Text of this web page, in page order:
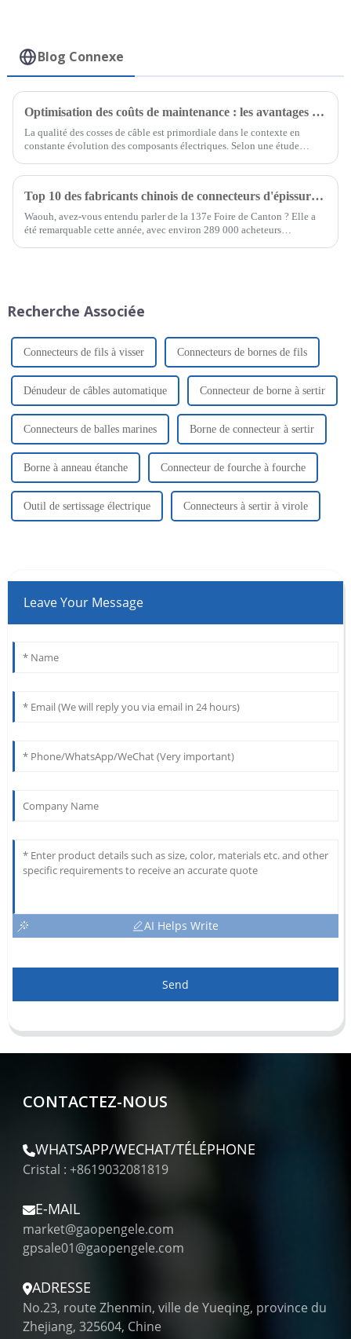
Blog Connexe
Optimisation des coûts de maintenance : les avantages après-vente des cosses de câble de qualité pour les acheteurs internationaux
La qualité des cosses de câble est primordiale dans le contexte en
constante évolution des composants électriques. Selon une étude
Top 10 des fabricants chinois de connecteurs d'épissure thermorétractables à la 137e Foire de Canton
Waouh, avez-vous entendu parler de la 137e Foire de Canton ? Elle a
été remarquable cette année, avec environ 289 000 acheteurs
Recherche Associée
Connecteurs de fils à visser Connecteurs de bornes de fils
Dénudeur de câbles automatique Connecteur de borne à sertir
Connecteurs de balles marines Borne de connecteur à sertir
Borne à anneau étanche Connecteur de fourche à fourche
Outil de sertissage électrique Connecteurs à sertir à virole
Leave Your Message
AI Helps Write
Send
CONTACTEZ-NOUS
WHATSAPP/WECHAT/TÉLÉPHONE
Cristal : +8619032081819
E-MAIL
market@gaopengele.com
gpsale01@gaopengele.com
ADRESSE
No.23, route Zhenmin, ville de Yueqing, province du
Zhejiang, 325604, Chine